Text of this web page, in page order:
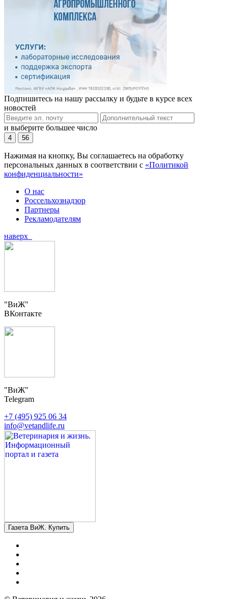
Подпишитесь на нашу рассылку и будьте в курсе всех
новостей
и выберите большее число
4 56
Нажимая на кнопку, Вы соглашаетесь на обработку
персональных данных в соответствии с «Политикой
конфиденциальности»
О нас
Россельхознадзор
Партнеры
Рекламодателям
наверх
"ВиЖ"
ВКонтакте
"ВиЖ"
Telegram
+7 (495) 925 06 34
info@vetandlife.ru
Газета ВиЖ. Купить